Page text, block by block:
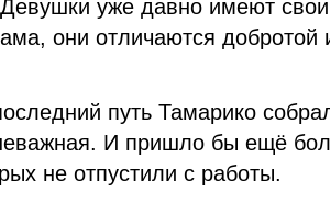
уже давно имеют
они отличаются добротой
путь Тамарико
И пришло бы ещё
не отпустили с работы.